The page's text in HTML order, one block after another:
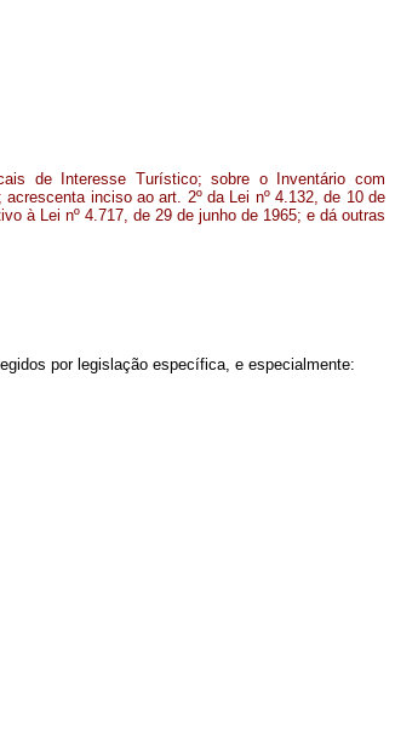
de Interesse Turístico; sobre o Inventário com
inciso ao art. 2º da Lei nº 4.132, de 10 de
à Lei nº 4.717, de 29 de junho de 1965; e dá outras
por legislação específica, e especialmente: